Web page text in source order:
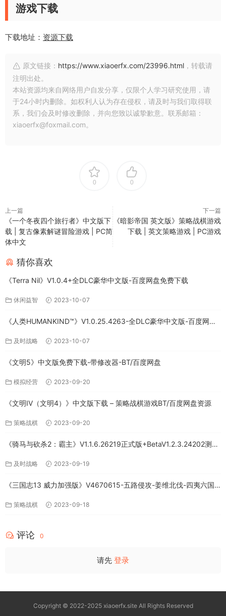
游戏下载
下载地址： 资源下载
原文链接： https://www.xiaoerfx.com/23996.html ，转载请
注明出处。
本站资源均来自网络用户自发分享，仅限个人学习研究使用，请
于24小时内删除。如权利人认为存在侵权，请及时与我们取得联
系，我们会及时修改删除，并向您致以诚挚歉意。联系邮箱：
xiaoerfx@foxmail.com。
0 0
上一篇
《一个冬夜四个旅行者》中文版下
载 | 复古像素解谜冒险游戏 | PC简
体中文
下一篇
《暗影帝国 英文版》策略战棋游戏
下载 | 英文策略游戏 | PC游戏
猜你喜欢
《Terra Nil》V1.0.4+全DLC豪华中文版-百度网盘免费下载
休闲益智 2023-10-07
《人类HUMANKIND™》V1.0.25.4263-全DLC豪华中文版-百度网盘
及时战略 2023-10-07
《文明5》中文版免费下载-带修改器-BT/百度网盘
模拟经营 2023-09-20
《文明IV（文明4）》中文版下载 – 策略战棋游戏BT/百度网盘资源
策略战棋 2023-09-20
《骑马与砍杀2：霸主》V1.1.6.26219正式版+BetaV1.2.3.24202测试
及时战略 2023-09-19
《三国志13 威力加强版》V4670615-五路侵攻-姜维北伐-四夷六国
策略战棋 2023-09-18
评论 0
请先 登录
Copyright © 2022-2025 xiaoerfx.site All Rights Reserved